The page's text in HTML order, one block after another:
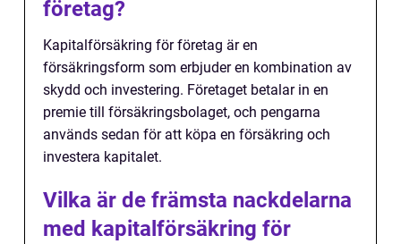
företag?
Kapitalförsäkring för företag är en
försäkringsform som erbjuder en kombination av
skydd och investering. Företaget betalar in en
premie till försäkringsbolaget, och pengarna
används sedan för att köpa en försäkring och
investera kapitalet.
Vilka är de främsta nackdelarna
med kapitalförsäkring för